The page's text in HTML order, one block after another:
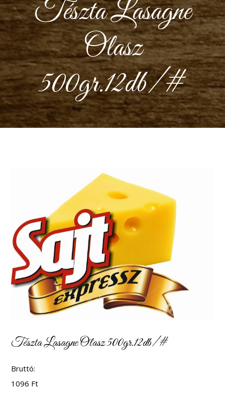
Tészta Lasagne
Olasz
500gr.12db/#
Tészta Lasagne Olasz 500gr.12db/#
Bruttó:
1096 Ft